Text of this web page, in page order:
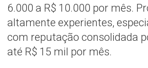
6.000 a R$ 10.000 por mês.
altamente experientes,
com reputação consolidada
até R$ 15 mil por mês.